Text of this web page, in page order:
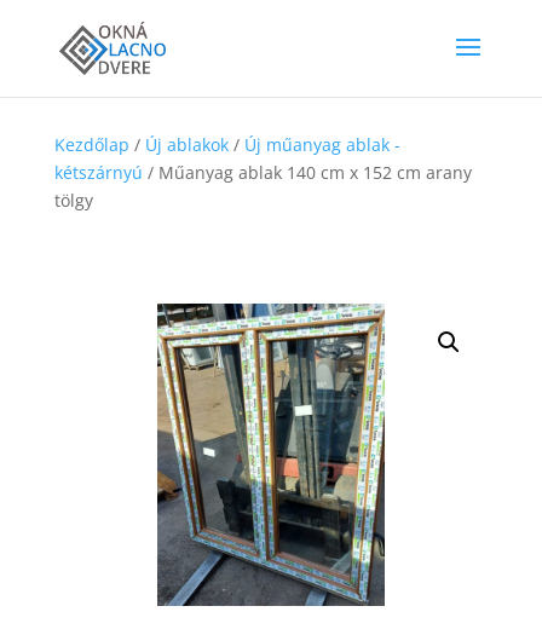
Kezdőlap / Új ablakok/ Új műanyag ablak -
kétszárnyú / Műanyag ablak 140 cm x 152 cm arany
tölgy